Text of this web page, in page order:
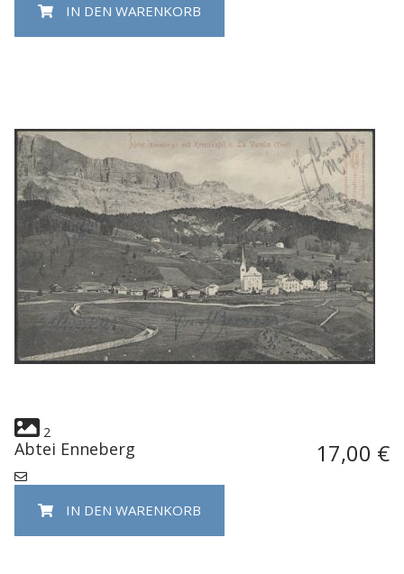
IN DEN WARENKORB
2
Abtei Enneberg 17,00 €
IN DEN WARENKORB